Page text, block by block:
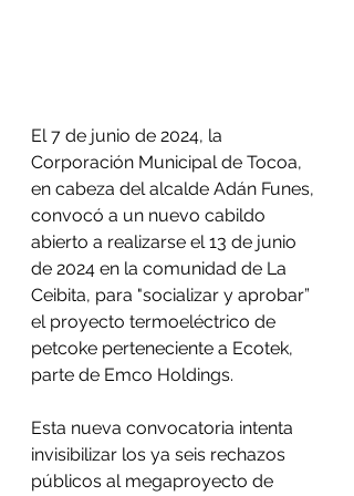
El 7 de junio de 2024, la
Corporación Municipal de Tocoa,
en cabeza del alcalde Adán Funes,
convocó a un nuevo cabildo
abierto a realizarse el 13 de junio
de 2024 en la comunidad de La
Ceibita, para "socializar y aprobar”
el proyecto termoeléctrico de
petcoke perteneciente a Ecotek,
parte de Emco Holdings.
Esta nueva convocatoria intenta
invisibilizar los ya seis rechazos
públicos al megaproyecto de